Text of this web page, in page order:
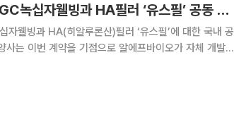
알에프텍 자회사 알에프바이오, GC녹십자웰빙과 HA필러 ‘유스필’ 공동 판매 계약 체결
자웰빙과 HA(히알루론산)필러 ‘유스필’에 대한 국내 공
내 필러시장에서 입지를